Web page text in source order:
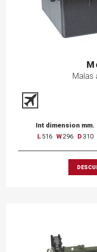
Malas
Int dimension mm.
L 516 W296 D 310